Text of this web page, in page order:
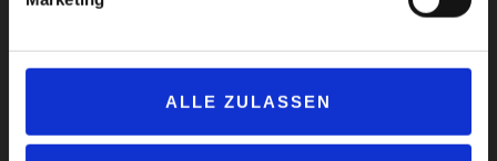
ALLE ZULASSEN
Impressum
Datenschutzerklärung
Compliance